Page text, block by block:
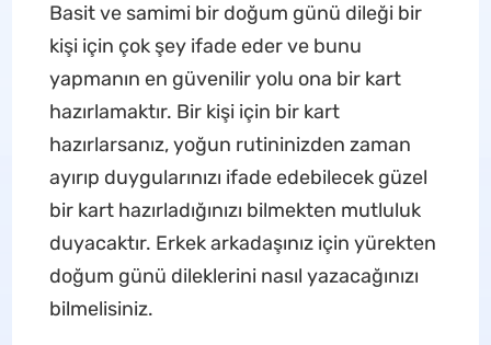
Basit ve samimi bir doğum günü dileği bir
kişi için çok şey ifade eder ve bunu
yapmanın en güvenilir yolu ona bir kart
hazırlamaktır. Bir kişi için bir kart
hazırlarsanız, yoğun rutininizden zaman
ayırıp duygularınızı ifade edebilecek güzel
bir kart hazırladığınızı bilmekten mutluluk
duyacaktır. Erkek arkadaşınız için yürekten
doğum günü dileklerini nasıl yazacağınızı
bilmelisiniz.